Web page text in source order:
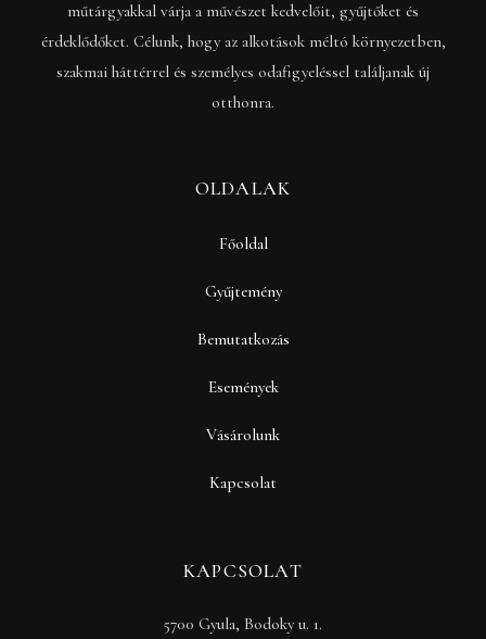
műtárgyakkal várja a művészet kedvelőit, gyűjtőket és
érdeklődőket. Célunk, hogy az alkotások méltó környezetben,
szakmai háttérrel és személyes odafigyeléssel találjanak új
otthonra.
OLDALAK
Főoldal
Gyűjtemény
Bemutatkozás
Események
Vásárolunk
Kapcsolat
KAPCSOLAT
5700 Gyula, Bodoky u. 1.